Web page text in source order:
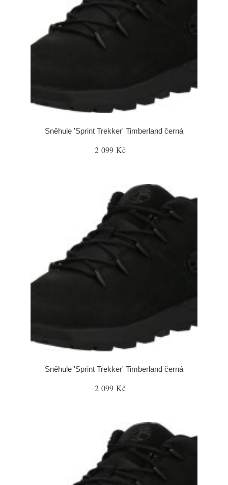
Sněhule 'Sprint Trekker' Timberland černá
2 099 Kč
Sněhule 'Sprint Trekker' Timberland černá
2 099 Kč